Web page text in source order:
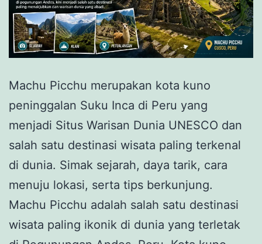
Machu Picchu merupakan kota kuno
peninggalan Suku Inca di Peru yang
menjadi Situs Warisan Dunia UNESCO dan
salah satu destinasi wisata paling terkenal
di dunia. Simak sejarah, daya tarik, cara
menuju lokasi, serta tips berkunjung.
Machu Picchu adalah salah satu destinasi
wisata paling ikonik di dunia yang terletak